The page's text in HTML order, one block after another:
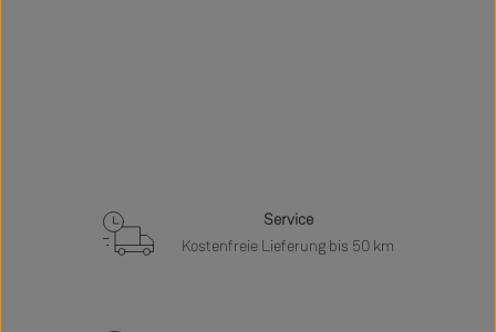
Service
Kostenfreie Lieferung bis 50 km